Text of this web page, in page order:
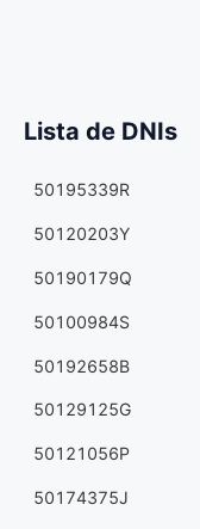
Lista de DNIs
50195339R
50120203Y
50190179Q
50100984S
50192658B
50129125G
50121056P
50174375J